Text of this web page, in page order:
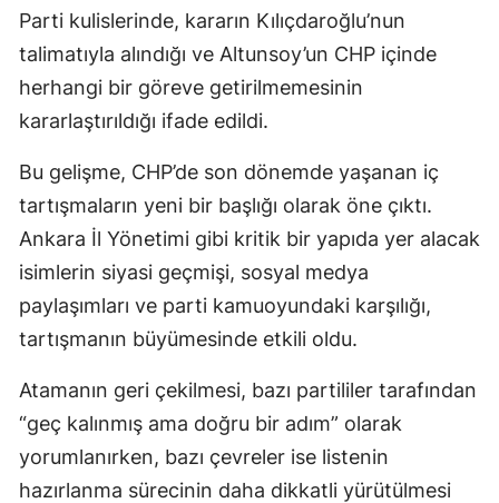
Parti kulislerinde, kararın Kılıçdaroğlu’nun
talimatıyla alındığı ve Altunsoy’un CHP içinde
herhangi bir göreve getirilmemesinin
kararlaştırıldığı ifade edildi.
Bu gelişme, CHP’de son dönemde yaşanan iç
tartışmaların yeni bir başlığı olarak öne çıktı.
Ankara İl Yönetimi gibi kritik bir yapıda yer alacak
isimlerin siyasi geçmişi, sosyal medya
paylaşımları ve parti kamuoyundaki karşılığı,
tartışmanın büyümesinde etkili oldu.
Atamanın geri çekilmesi, bazı partililer tarafından
“geç kalınmış ama doğru bir adım” olarak
yorumlanırken, bazı çevreler ise listenin
hazırlanma sürecinin daha dikkatli yürütülmesi